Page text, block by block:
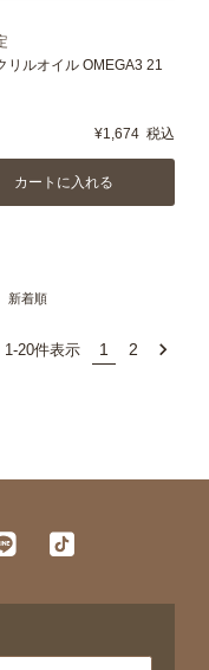
リルオイル OMEGA3 21
¥1,674 税込
カートに入れる
新着順
1-20件表示 1 2